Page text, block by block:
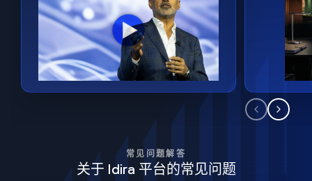
常见问题解答
关于 Idira 平台的常见问题